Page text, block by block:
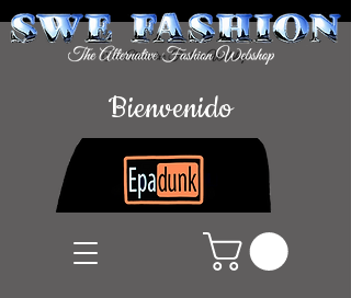
Bienvenido